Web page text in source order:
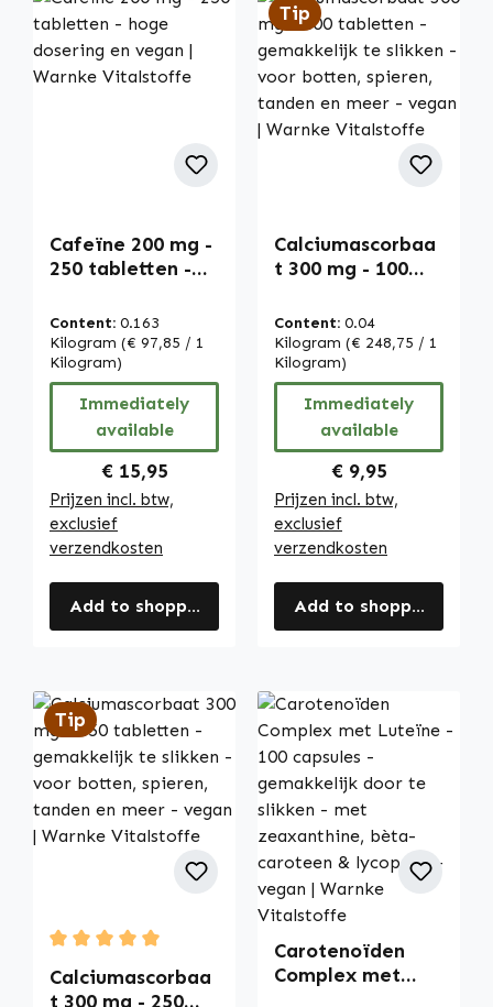
Cafeïne 200 mg -
250 tabletten -
vegan | Warnke
Vitalstoffe
Content: 0.163
Kilogram (€ 97,85 / 1
Kilogram)
Immediately
available
Regular price:
€ 15,95
Prijzen incl. btw,
exclusief
verzendkosten
Add to shopping cart
Tip
Calciumascorbaa
t 300 mg - 100
gemakkelijk te
slikken - voor
botten, spieren,
tanden en meer -
vegan | Warnke
Vitalstoffe
Content: 0.04
Kilogram (€ 248,75 / 1
Kilogram)
Immediately
available
Regular price:
€ 9,95
Prijzen incl. btw,
exclusief
verzendkosten
Add to shopping cart
Tip
Average rating of 5 out of 5 stars
Calciumascorbaa
t 300 mg - 250
Carotenoïden
Complex met